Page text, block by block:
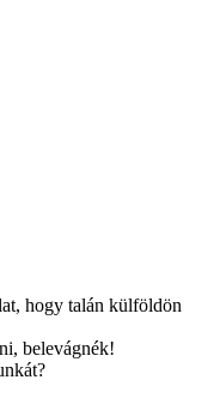
hogy talán külföldön
belevágnék!